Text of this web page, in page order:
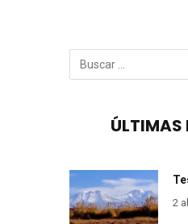
ÚLTIMAS
2